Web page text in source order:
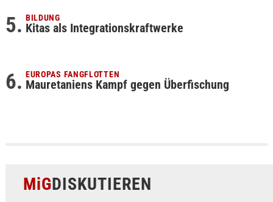
BILDUNG
Kitas als Integrationskraftwerke
EUROPAS FANGFLOTTEN
Mauretaniens Kampf gegen Überfischung
MiGDISKUTIEREN